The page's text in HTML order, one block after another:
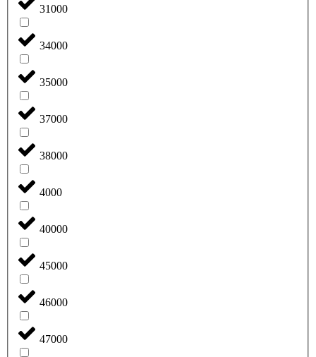
31000
34000
35000
37000
38000
4000
40000
45000
46000
47000